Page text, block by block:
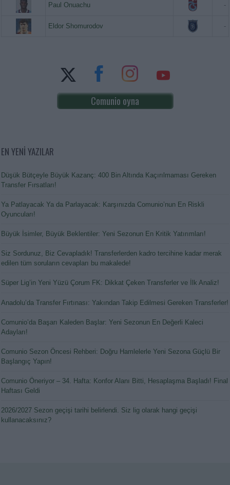
Paul Onuachu -
Eldor Shomurodov -
Comunio oyna
EN YENİ YAZILAR
Düşük Bütçeyle Büyük Kazanç: 400 Bin Altında Kaçırılmaması Gereken
Transfer Fırsatları!
Ya Patlayacak Ya da Parlayacak: Karşınızda Comunio’nun En Riskli
Oyuncuları!
Büyük İsimler, Büyük Beklentiler: Yeni Sezonun En Kritik Yatırımları!
Siz Sordunuz, Biz Cevapladık! Transferlerden kadro tercihine kadar merak
edilen tüm soruların cevapları bu makalede!
Süper Lig’in Yeni Yüzü Çorum FK: Dikkat Çeken Transferler ve İlk Analiz!
Anadolu’da Transfer Fırtınası: Yakından Takip Edilmesi Gereken Transferler!
Comunio’da Başarı Kaleden Başlar: Yeni Sezonun En Değerli Kaleci
Adayları!
Comunio Sezon Öncesi Rehberi: Doğru Hamlelerle Yeni Sezona Güçlü Bir
Başlangıç Yapın!
Comunio Öneriyor – 34. Hafta: Konfor Alanı Bitti, Hesaplaşma Başladı! Final
Haftası Geldi
2026/2027 Sezon geçişi tarihi belirlendi. Siz lig olarak hangi geçişi
kullanacaksınız?